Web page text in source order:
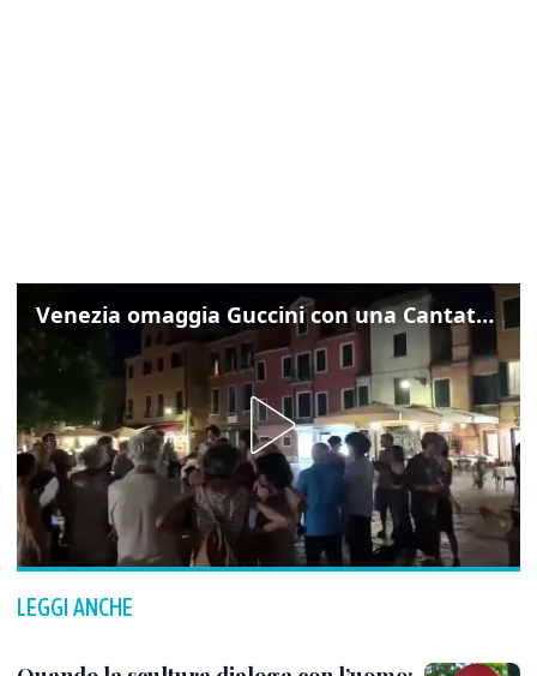
Venezia omaggia Guccini con una Cantata Anarchica in campo Santa Margherita
LEGGI ANCHE